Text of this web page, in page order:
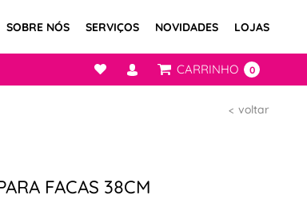
SOBRE NÓS SERVIÇOS NOVIDADES LOJAS
CARRINHO 0
voltar
FACAS 38CM